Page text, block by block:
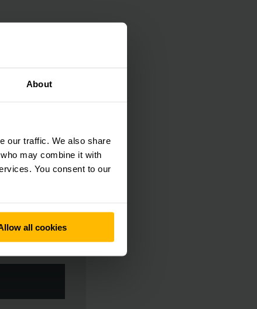
About
our traffic. We also share
may combine it with
You consent to our
all cookies